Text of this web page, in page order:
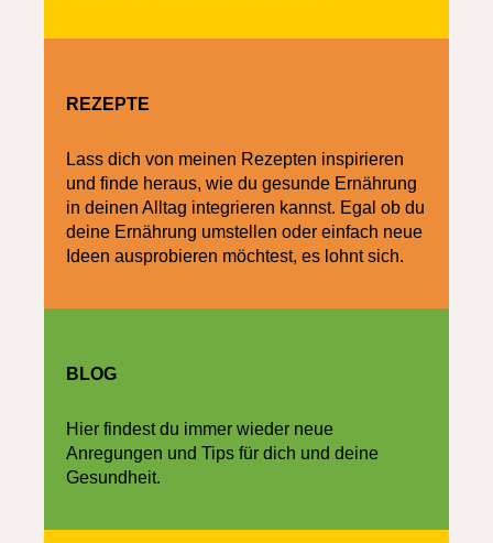
REZEPTE
Lass dich von meinen Rezepten inspirieren
und finde heraus, wie du gesunde Ernährung
in deinen Alltag integrieren kannst. Egal ob du
deine Ernährung umstellen oder einfach neue
Ideen ausprobieren möchtest, es lohnt sich.
BLOG
Hier findest du immer wieder neue
Anregungen und Tips für dich und deine
Gesundheit.